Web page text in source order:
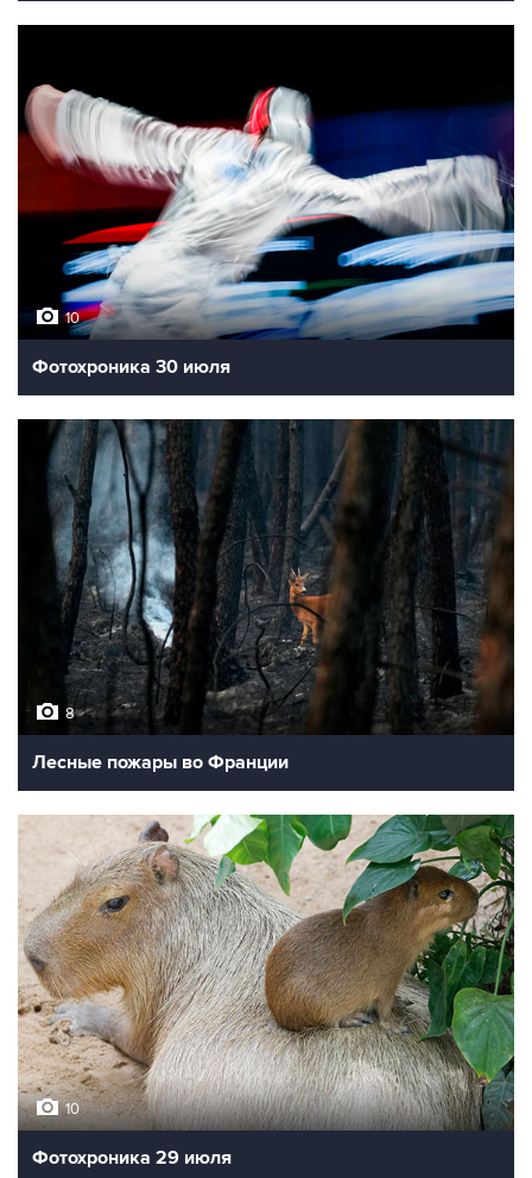
10
Фотохроника 30 июля
8
Лесные пожары во Франции
10
Фотохроника 29 июля